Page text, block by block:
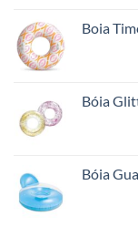
Boia
Bóia
Bóia